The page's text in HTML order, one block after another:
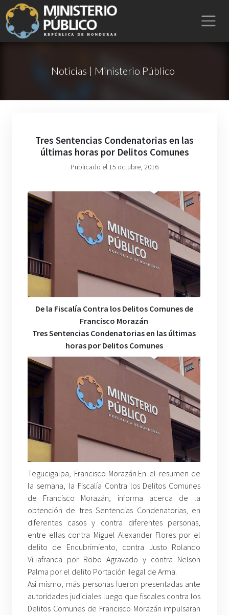
Noticias | Ministerio Público
Tres Sentencias Condenatorias en las
últimas horas por Delitos Comunes
Publicado el 15 octubre, 2016
De la Fiscalía Contra los Delitos Comunes de
Francisco Morazán
Tres Sentencias Condenatorias en las últimas
horas por Delitos Comunes
Tegucigalpa, Francisco Morazán.En el resumen de
la semana, la Fiscalía Contra los Delitos Comunes
de Francisco Morazán, informa acerca de la
obtención de tres Sentencias Condenatorias, en
diferentes casos y contra diferentes personas,
entre ellas contra Miguel Alexander Flores por el
delito de Encubrimiento, contra Justo Rolando
Villafranca por Robo Agravado y contra Nelson
Palma por el delito Portación Ilegal de Arma.
Así mismo, más personas fueron presentadas ante
autoridades judiciales luego que fiscales contra los
Delitos Comunes de Francisco Morazán impulsaran